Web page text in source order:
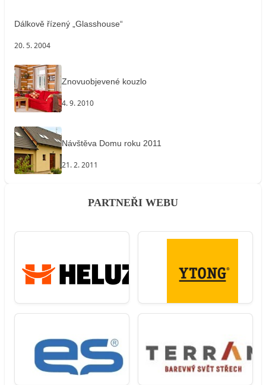
Dálkově řízený „Glasshouse“
20. 5. 2004
Znovuobjevené kouzlo
4. 9. 2010
Návštěva Domu roku 2011
21. 2. 2011
PARTNEŘI WEBU